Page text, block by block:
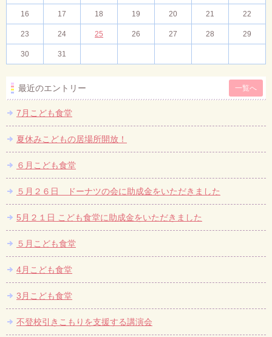
16 17 18 19 20 21 22
23 24 25 26 27 28 29
30 31
最近のエントリー 一覧へ
7月こども食堂
夏休みこどもの居場所開放！
６月こども食堂
５月２６日 ドーナツの会に助成金をいただきました
5月２１日 こども食堂に助成金をいただきました
５月こども食堂
4月こども食堂
3月こども食堂
不登校引きこもりを支援する講演会